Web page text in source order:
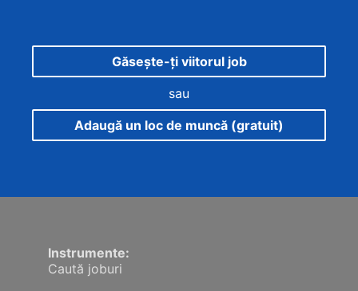
Găsește-ți viitorul job
sau
Adaugă un loc de muncă (gratuit)
Instrumente:
Caută joburi